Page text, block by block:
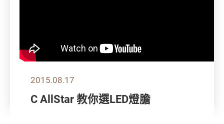
2015.08.17
C AllStar 教你選LED燈膽